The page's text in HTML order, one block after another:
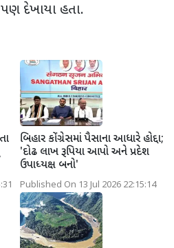
દેખાયા હતા.
બિહાર કોંગ્રેસમાં પૈસાના આધારે હોદ્દા;
'દોઢ લાખ રૂપિયા આપો અને પ્રદેશ
ઉપાધ્યક્ષ બનો'
Published On 13 Jul 2026 22:15:14